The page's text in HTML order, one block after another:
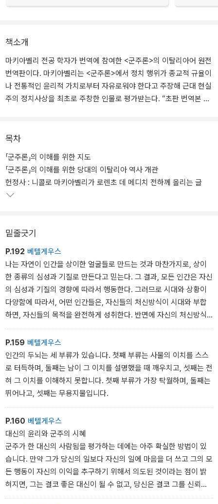
책소개
마키아벨리 전공 학자가 번역에 참여한 <군주론>의 이탈리아어 원전
번역판이다. 마키아벨리는 <군주론>에서 정치 행위가 종교적 규율이
나 전통적인 윤리적 가치로부터 자유로워야 한다고 주장해 근대 현실
주의 정치사상을 최초로 주창한 인물로 평가받는다. “초판 번역본 역
들의 손을 거쳐 나온 작품이다.
목차
「군주론」의 이해를 위한 지도
「군주론」의 이해를 위한 당대의 이탈리아 역사 개관
헌정사 : 니콜로 마키아벨리가 로렌초 데 메디치 전하께 올리는 글
밑줄긋기
P.192 베텔게우스
나는 자연이 인간을 상이한 얼굴들로 만드는 것과 마찬가지로, 상이
한 종류의 심성과 기질로 만든다고 믿는다. 그 결과, 모든 인간은 자신
의 심성과 기질의 경향에 따라서 행동한다. 그러므로 시대와 상황이
다양함에 따라서, 어떤 인간들은, 자신들의 처신방식이 시대와 부합
하면, 자신들의 목적을 완전하게 성취한다. 반면에 자신의 처신방식
이 시대와 상황에 잘 부합하지 않는 인간은 성공하지 못한다. 따라서
상이한 방식으로 행동한 두 사람이 동일한 결과를 얻는 사태가 발생
한다. 왜냐하면 각각의 방식은 주어진 상황이 나라나 국가마다 광범
위하게 다르다는 점을 전제할 때, 각자가 행동하는 상황에 적합하기
때문이다. 그러나 시대와 상황은 종종 변화하고(일반적으로도 그렇고
또한 특정한 장소에서도 그렇다), 인간은 자신의 관념이나 방법을 변
하는 사태가 발생한다. 기실 시대와 상황을 충분히 이해할 만큼 사려
깊고 거기에 적응할 수 있는 능력을 갖추고 있는 사람이라면 누구나
항상 성공할 수 있을 것이며(아니면 적어도 실패는 면할 수 있을 것이
며), 그렇다면 현명한 사람은 별과 숙명을 통제할 수 있다는 말이 사
실인 셈이 된다. 그러나 그토록 사려 깊은 사람들은 발견되지 않는다.
그 이유란, 첫째, 인간은 근시안적이고, 둘째, 자신들의 성격을 변화시
P.159 베텔게우스
인간의 두뇌는 세 부류가 있습니다. 첫째 부류는 사물의 이치를 스스
로 터득하며, 둘째는 남이 그 이치를 설명했을 때 깨우치고, 셋째는 전
혀 그 이치를 이해하지 못합니다. 첫째 부류가 가장 탁월하며, 둘째는
뛰어나고, 셋째는 무용지물입니다.
P.160 베텔게우스
대신의 윤리와 군주의 시혜
군주가 한 대신의 사람됨을 평가하는 데에는 아주 확실한 방법이 있
습니다. 만약 그가 당신의 일보다 자신의 일에 마음을 더 쓰고 그의 모
든 행동이 자신의 이익을 추구하기 위해서 의도된 것이라는 점이 밝
혀지면, 그는 결코 좋은 대신이 될 수 없고, 당신은 결코 그를 신뢰할
수 없을 것입니다. 국가를 다스리는 사람은 절대로 자신과 자신의 일